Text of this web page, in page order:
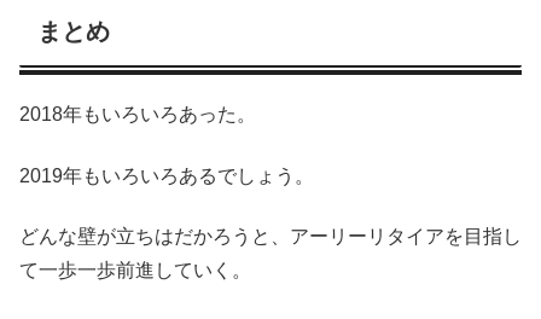
まとめ
2018年もいろいろあった。
2019年もいろいろあるでしょう。
どんな壁が立ちはだかろうと、アーリーリタイアを目指し
て一歩一歩前進していく。